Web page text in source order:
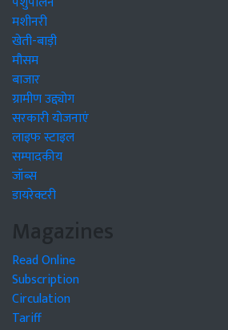
मशीनरी
खेती-बाड़ी
मौसम
बाजार
ग्रामीण उद्द्योग
सरकारी योजनाएं
लाइफ स्टाइल
सम्पादकीय
जॉब्स
डायरेक्टरी
Magazines
Read Online
Subscription
Circulation
Tariff